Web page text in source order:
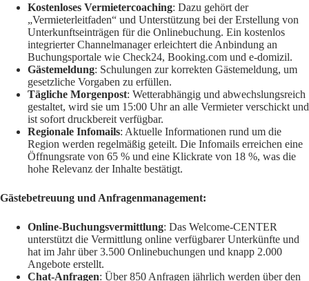
Kostenloses Vermietercoaching: Dazu gehört der
„Vermieterleitfaden“ und Unterstützung bei der Erstellung von
Unterkunftseinträgen für die Onlinebuchung. Ein kostenlos
integrierter Channelmanager erleichtert die Anbindung an
Buchungsportale wie Check24, Booking.com und e-domizil.
Gästemeldung: Schulungen zur korrekten Gästemeldung, um
gesetzliche Vorgaben zu erfüllen.
Tägliche Morgenpost: Wetterabhängig und abwechslungsreich
gestaltet, wird sie um 15:00 Uhr an alle Vermieter verschickt und
ist sofort druckbereit verfügbar.
Regionale Infomails: Aktuelle Informationen rund um die
Region werden regelmäßig geteilt. Die Infomails erreichen eine
Öffnungsrate von 65 % und eine Klickrate von 18 %, was die
hohe Relevanz der Inhalte bestätigt.
Gästebetreuung und Anfragenmanagement:
Online-Buchungsvermittlung: Das Welcome-CENTER
unterstützt die Vermittlung online verfügbarer Unterkünfte und
hat im Jahr über 3.500 Onlinebuchungen und knapp 2.000
Angebote erstellt.
Chat-Anfragen: Über 850 Anfragen jährlich werden über den